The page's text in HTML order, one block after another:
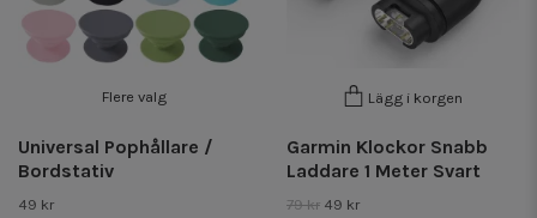
Flere valg
Universal Pophållare /
Bordstativ
49 kr
Lägg i korgen
Garmin Klockor Snabb
Laddare 1 Meter Svart
79 kr 49 kr